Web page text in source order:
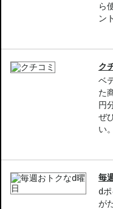
りも魅力。毎日のスキン
よいリラックスタイムへ導
【商品の特徴】
濃密なうるおい-植物由来
よるキメの乱れを整えます。
エイジングケア成分配合-
とツヤをサポートし、ふ
心地よい天然精油の香り-
毎日のスキンケアをリラッ
ツヤのある美しい肌印象
べたつかない使い心地の
ら
ン
ク
ベ
た
円
ぜ
い。
毎
d
が